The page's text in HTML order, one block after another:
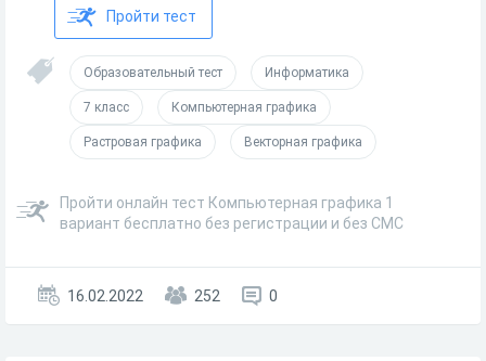
Пройти тест
Образовательный тест Информатика
7 класс Компьютерная графика
Растровая графика Векторная графика
Пройти онлайн тест Компьютерная графика 1
вариант бесплатно без регистрации и без СМС
16.02.2022 252 0